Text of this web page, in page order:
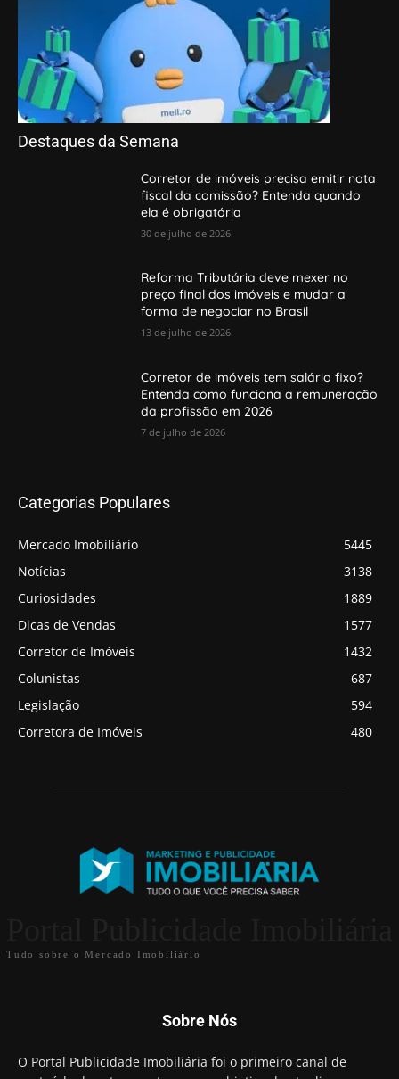
Destaques da Semana
Corretor de imóveis precisa emitir nota
fiscal da comissão? Entenda quando
ela é obrigatória
30 de julho de 2026
Reforma Tributária deve mexer no
preço final dos imóveis e mudar a
forma de negociar no Brasil
13 de julho de 2026
Corretor de imóveis tem salário fixo?
Entenda como funciona a remuneração
da profissão em 2026
7 de julho de 2026
Categorias Populares
Mercado Imobiliário
5445
Notícias
3138
Curiosidades
1889
Dicas de Vendas
1577
Corretor de Imóveis
1432
Colunistas
687
Legislação
594
Corretora de Imóveis
480
Tudo sobre o Mercado Imobiliário
Sobre Nós
O Portal Publicidade Imobiliária foi o primeiro canal de